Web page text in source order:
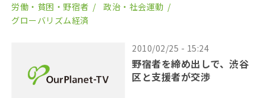
労働・貧困・野宿者
政治・社会運動
グローバリズム経済
2010/02/25 - 15:24
野宿者を締め出しで、渋谷
区と支援者が交渉